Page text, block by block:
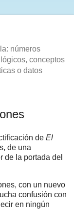
números
conceptos
o datos
de El
de una
de la portada del
con un nuevo
confusión con
en ningún